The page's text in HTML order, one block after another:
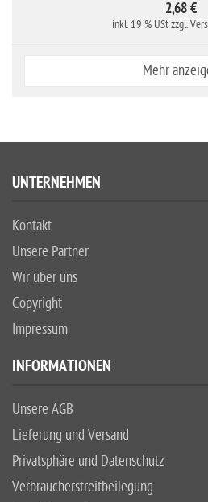
2,68 €
inkl. 19 % USt zzgl.
Mehr
UNTERNEHMEN
Kontakt
Unsere Partner
Wir über uns
Copyright
Impressum
INFORMATIONEN
Unsere AGB
Lieferung und Versand
Privatsphäre und Datenschutz
Verbraucherstreitbeilegung